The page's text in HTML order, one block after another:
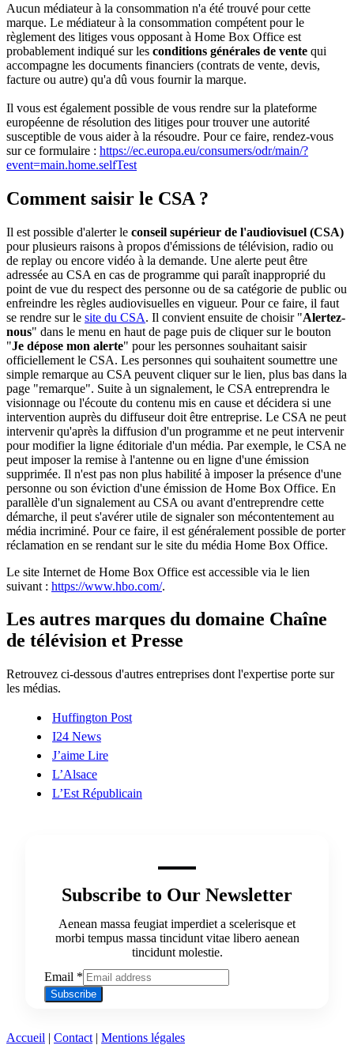
Aucun médiateur à la consommation n'a été trouvé pour cette
marque. Le médiateur à la consommation compétent pour le
règlement des litiges vous opposant à Home Box Office est
probablement indiqué sur les conditions générales de vente qui
accompagne les documents financiers (contrats de vente, devis,
facture ou autre) qu'a dû vous fournir la marque.
Il vous est également possible de vous rendre sur la plateforme
européenne de résolution des litiges pour trouver une autorité
susceptible de vous aider à la résoudre. Pour ce faire, rendez-vous
sur ce formulaire : https://ec.europa.eu/consumers/odr/main/?
event=main.home.selfTest
Comment saisir le CSA ?
Il est possible d'alerter le conseil supérieur de l'audiovisuel (CSA)
pour plusieurs raisons à propos d'émissions de télévision, radio ou
de replay ou encore vidéo à la demande. Une alerte peut être
adressée au CSA en cas de programme qui paraît inapproprié du
point de vue du respect des personne ou de sa catégorie de public ou
enfreindre les règles audiovisuelles en vigueur. Pour ce faire, il faut
se rendre sur le site du CSA. Il convient ensuite de choisir "Alertez-
nous" dans le menu en haut de page puis de cliquer sur le bouton
"Je dépose mon alerte" pour les personnes souhaitant saisir
officiellement le CSA. Les personnes qui souhaitent soumettre une
simple remarque au CSA peuvent cliquer sur le lien, plus bas dans la
page "remarque". Suite à un signalement, le CSA entreprendra le
visionnage ou l'écoute du contenu mis en cause et décidera si une
intervention auprès du diffuseur doit être entreprise. Le CSA ne peut
intervenir qu'après la diffusion d'un programme et ne peut intervenir
pour modifier la ligne éditoriale d'un média. Par exemple, le CSA ne
peut imposer la remise à l'antenne ou en ligne d'une émission
supprimée. Il n'est pas non plus habilité à imposer la présence d'une
personne ou son éviction d'une émission de Home Box Office. En
parallèle d'un signalement au CSA ou avant d'entreprendre cette
démarche, il peut s'avérer utile de signaler son mécontentement au
média incriminé. Pour ce faire, il est généralement possible de porter
réclamation en se rendant sur le site du média Home Box Office.
Le site Internet de Home Box Office est accessible via le lien
suivant : https://www.hbo.com/.
Les autres marques du domaine Chaîne
de télévision et Presse
Retrouvez ci-dessous d'autres entreprises dont l'expertise porte sur
les médias.
Huffington Post
I24 News
J’aime Lire
L’Alsace
L’Est Républicain
Subscribe to Our Newsletter
Aenean massa feugiat imperdiet a scelerisque et
morbi tempus massa tincidunt vitae libero aenean
tincidunt molestie.
Email *
Subscribe
Accueil | Contact | Mentions légales